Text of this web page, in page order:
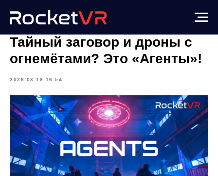
Тайный заговор и дроны с
огнемётами? Это «Агенты»!
2026-03-18 16:54